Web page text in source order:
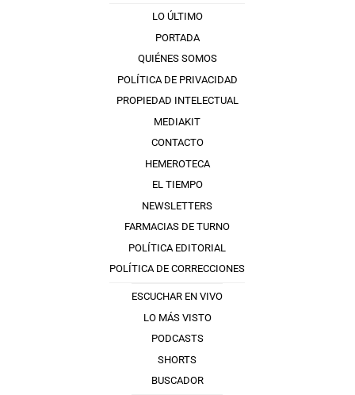
LO ÚLTIMO
PORTADA
QUIÉNES SOMOS
POLÍTICA DE PRIVACIDAD
PROPIEDAD INTELECTUAL
MEDIAKIT
CONTACTO
HEMEROTECA
EL TIEMPO
NEWSLETTERS
FARMACIAS DE TURNO
POLÍTICA EDITORIAL
POLÍTICA DE CORRECCIONES
ESCUCHAR EN VIVO
LO MÁS VISTO
PODCASTS
SHORTS
BUSCADOR